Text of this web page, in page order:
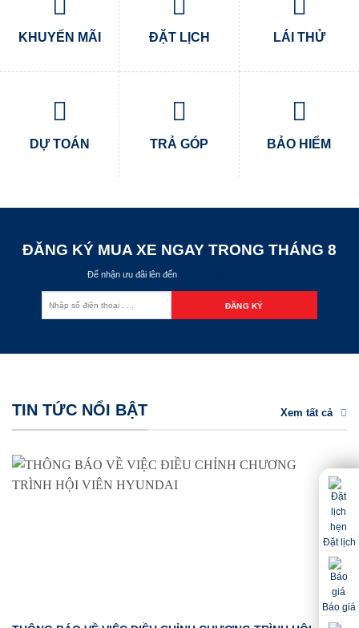
KHUYẾN MÃI ĐẶT LỊCH LÁI THỬ
DỰ TOÁN TRẢ GÓP BẢO HIỂM
ĐĂNG KÝ MUA XE NGAY TRONG THÁNG 8
Để nhận ưu đãi lên đến
TIN TỨC NỔI BẬT Xem tất cả
Đặt lịch
Báo giá